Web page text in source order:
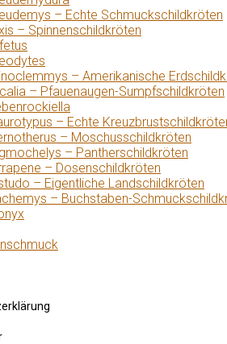
– Echte Schmuckschildkröten
– Spinnenschildkröten
– Amerikanische
– Pfauenaugen-Sumpfschildkröten
– Echte
– Moschusschildkröten
– Pantherschildkröten
– Dosenschildkröten
– Eigentliche Landschildkröten
– Buchstaben-